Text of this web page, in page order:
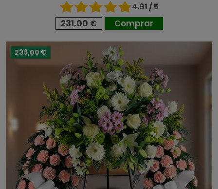
4.91 / 5
231,00 € Comprar
236,00 €